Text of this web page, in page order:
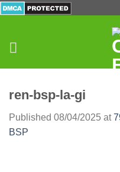
ren-bsp-la-gi
Published 08/04/2025 at
BSP